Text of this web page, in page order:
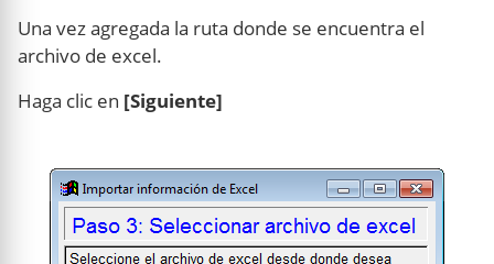
Una vez agregada la ruta donde se encuentra el
archivo de excel.
Haga clic en [Siguiente]